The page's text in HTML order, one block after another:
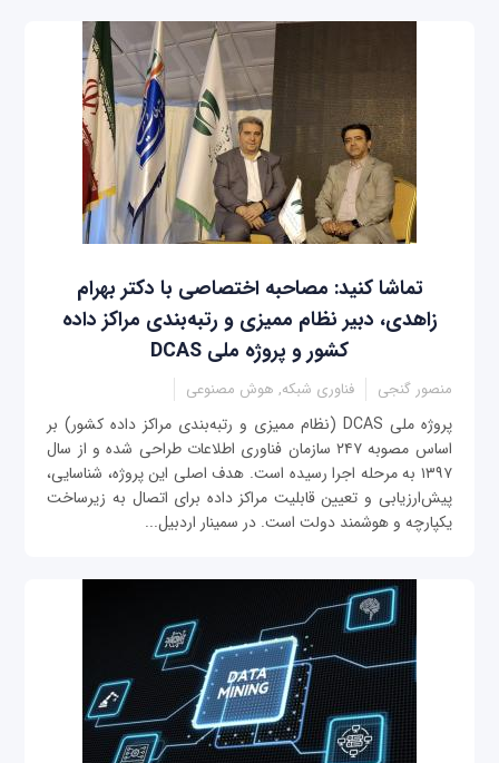
تماشا کنید: مصاحبه اختصاصی با دکتر بهرام
زاهدی، دبیر نظام ممیزی و رتبه‌بندی مراکز داده
کشور و پروژه ملی DCAS
منصور گنجی فناوری شبکه, هوش مصنوعی
پروژه ملی DCAS (نظام ممیزی و رتبه‌بندی مراکز داده کشور) بر
اساس مصوبه ۲۴۷ سازمان فناوری اطلاعات طراحی شده و از سال
۱۳۹۷ به مرحله اجرا رسیده است. هدف اصلی این پروژه، شناسایی،
پیش‌ارزیابی و تعیین قابلیت مراکز داده برای اتصال به زیرساخت
یکپارچه و هوشمند دولت است. در سمینار اردبیل...